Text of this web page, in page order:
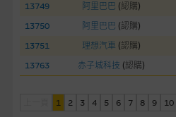
13749
阿里巴巴 (認購)
13750
阿里巴巴 (認購)
13751
理想汽車 (認購)
13763
赤子城科技 (認購)
1 2 3 4 5 6 7 8 9 10
基本上市文件及補充上市文件
就有關MBL每次發行之認股證及/或
熊證之條款及條件以及發行商的財
於本網站。